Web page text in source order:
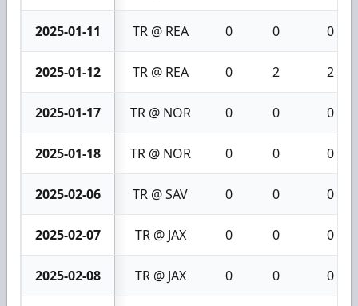
2025-01-11 TR @ REA 0 0 0
2025-01-12 TR @ REA 0 2 2
2025-01-17 TR @ NOR 0 0 0
2025-01-18 TR @ NOR 0 0 0
2025-02-06 TR @ SAV 0 0 0
2025-02-07 TR @ JAX 0 0 0
2025-02-08 TR @ JAX 0 0 0